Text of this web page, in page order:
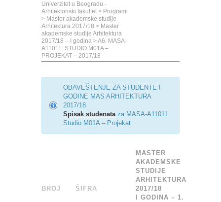
Univerzitet u Beogradu -
Arhitektonski fakultet > Programi
> Master akademske studije
Arhitektura 2017/18 > Master
akademske studije Arhitektura
2017/18 – I godina >A6. MASA-
A11011: STUDIO M01A –
PROJEKAT – 2017/18
OBAVEŠTENJE ZA STUDENTE I
GODINE MAS ARHITEKTURA
2017/18
Spisak studenataza MASA-A11011
Studio M01A – Projekat
BROJ ŠIFRA
MASTER
AKADEMSKE
STUDIJE
ARHITEKTURA
2017/18
I GODINA – 1.